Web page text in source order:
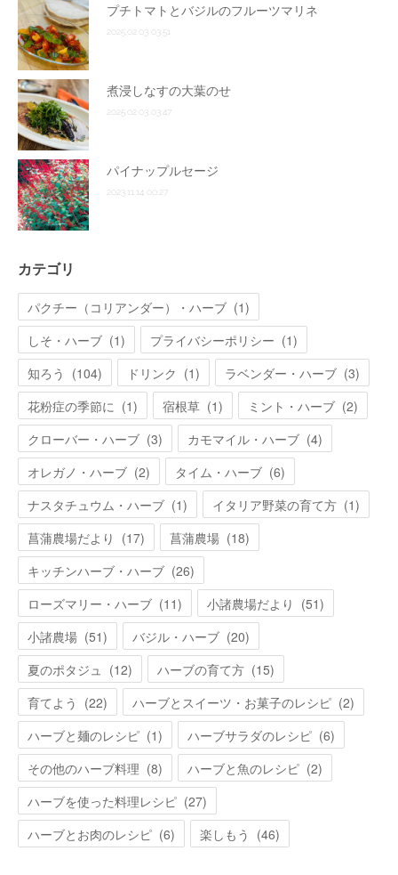
プチトマトとバジルのフルーツマリネ
2025.02.03 03:51
煮浸しなすの大葉のせ
2025.02.03 03:47
パイナップルセージ
2023.11.14 00:27
カテゴリ
パクチー（コリアンダー）・ハーブ (1)
しそ・ハーブ (1) プライバシーポリシー (1)
知ろう (104) ドリンク (1) ラベンダー・ハーブ (3)
花粉症の季節に (1) 宿根草 (1) ミント・ハーブ (2)
クローバー・ハーブ (3) カモマイル・ハーブ (4)
オレガノ・ハーブ (2) タイム・ハーブ (6)
ナスタチュウム・ハーブ (1) イタリア野菜の育て方 (1)
菖蒲農場だより (17) 菖蒲農場 (18)
キッチンハーブ・ハーブ (26)
ローズマリー・ハーブ (11) 小諸農場だより (51)
小諸農場 (51) バジル・ハーブ (20)
夏のポタジュ (12) ハーブの育て方 (15)
育てよう (22) ハーブとスイーツ・お菓子のレシピ (2)
ハーブと麺のレシピ (1) ハーブサラダのレシピ (6)
その他のハーブ料理 (8) ハーブと魚のレシピ (2)
ハーブを使った料理レシピ (27)
ハーブとお肉のレシピ (6) 楽しもう (46)